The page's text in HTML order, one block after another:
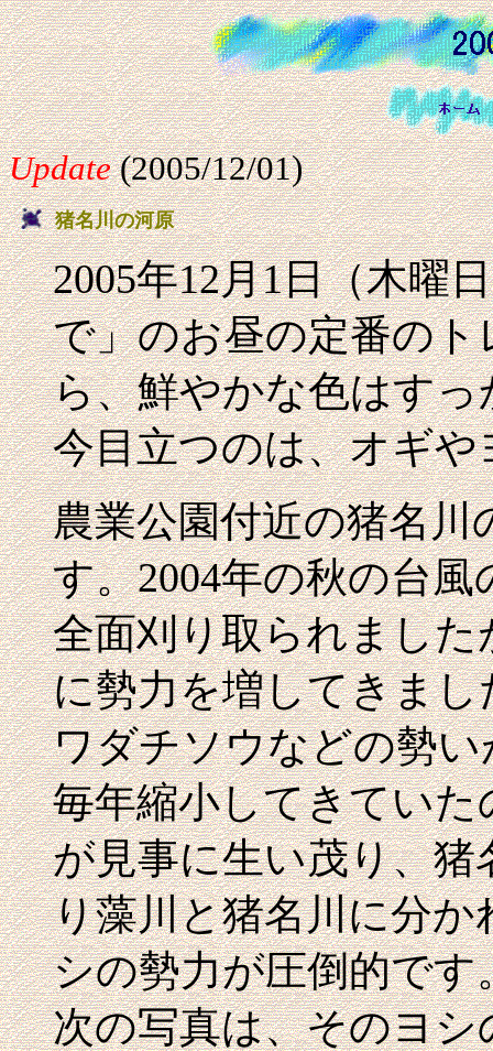
Update(2005/12/01)
猪名川の河原
2005年12月1日（木曜
で」のお昼の定番の
ら、鮮やかな色はす
今目立つのは、オギ
農業公園付近の猪名
す。2004年の秋の台
全面刈り取られまし
に勢力を増してきま
ワダチソウなどの勢
毎年縮小してきてい
が見事に生い茂り、
り藻川と猪名川に分
シの勢力が圧倒的です
次の写真は、そのヨ